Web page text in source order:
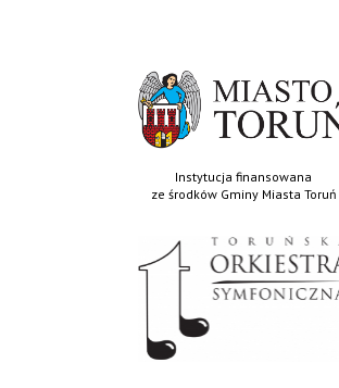
Instytucja finansowana
ze środków Gminy Miasta Toruń